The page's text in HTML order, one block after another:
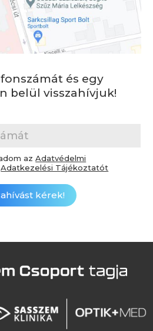
és egy
belül visszahívjuk!
azAdatvédelmi
Adatkezelési Tájékoztatót